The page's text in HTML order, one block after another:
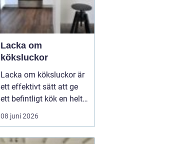
Lacka om
köksluckor
Lacka om köksluckor är
ett effektivt sätt att ge
ett befintligt kök en helt
ny känsla utan att byta
stommar eller
08 juni 2026